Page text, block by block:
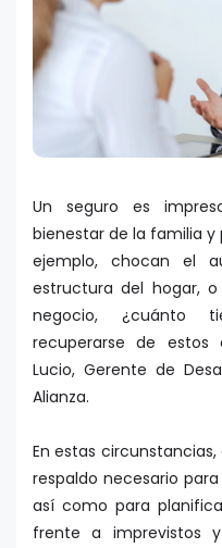
Un seguro es
bienestar de la familia y
ejemplo, chocan el
estructura del hogar,
negocio, ¿cuánto
recuperarse de estos
Lucio, Gerente de
Alianza.
En estas
respaldo necesario
así como para
frente a imprevistos